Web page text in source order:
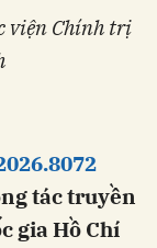
viện Chính trị
tác truyền
gia Hồ Chí